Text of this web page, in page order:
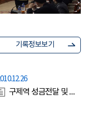
기록정보보기
구제역 성금전달 및 상황실 방문